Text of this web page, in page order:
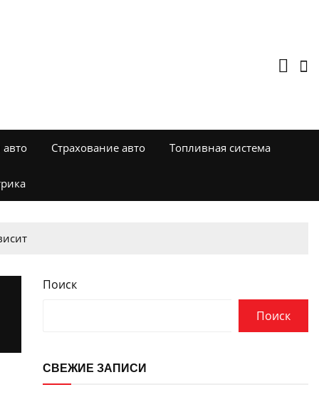
Страхование авто Топливная система
Поиск
Поиск
СВЕЖИЕ ЗАПИСИ